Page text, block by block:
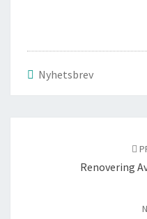
Nyhetsbrev
Renovering